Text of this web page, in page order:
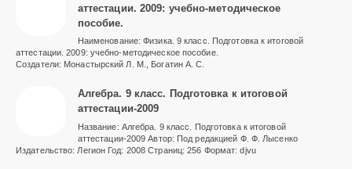
аттестации. 2009: учебно-методическое
пособие.
Наименование: Физика. 9 класс. Подготовка к итоговой
аттестации. 2009: учебно-методическое пособие.
Создатели: Монастырский Л. М., Богатин А. С.
Алгебра. 9 класс. Подготовка к итоговой
аттестации-2009
Название: Алгебра. 9 класс. Подготовка к итоговой
аттестации-2009 Автор: Под редакцией Ф. Ф. Лысенко
Издательство: Легион Год: 2008 Страниц: 256 Формат: djvu